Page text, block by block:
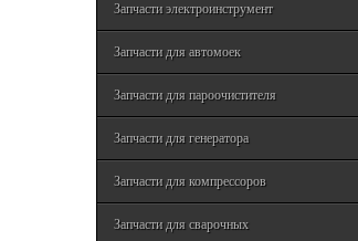
Запчасти электроинструмент
Запчасти для автомоек
Запчасти для пароочистителя
Запчасти для генератора
Запчасти для компрессоров
Запчасти для сварочных